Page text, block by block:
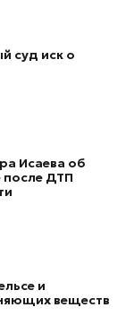
суд иск о
Исаева об
после ДТП
и
веществ